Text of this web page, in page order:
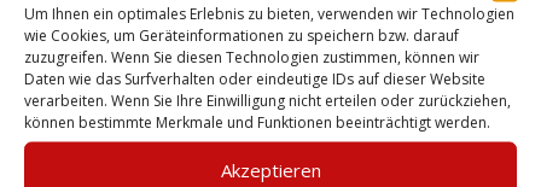
Um Ihnen ein optimales Erlebnis zu bieten, verwenden wir Technologien
wie Cookies, um Geräteinformationen zu speichern bzw. darauf
zuzugreifen. Wenn Sie diesen Technologien zustimmen, können wir
Daten wie das Surfverhalten oder eindeutige IDs auf dieser Website
verarbeiten. Wenn Sie Ihre Einwilligung nicht erteilen oder zurückziehen,
können bestimmte Merkmale und Funktionen beeinträchtigt werden.
Akzeptieren
Lindener Berg
Ausschnitt 7:Linden-Süd,
Fischerhof
Ausschnitt 8:Linden-Süd,